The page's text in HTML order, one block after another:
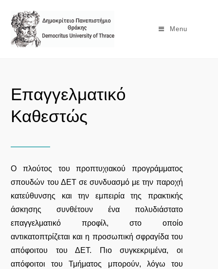
Menu
Επαγγελματικό
Καθεστώς
Ο πλούτος του προπτυχιακού προγράμματος
σπουδών του ΔΕΤ σε συνδυασμό με την παροχή
κατεύθυνσης και την εμπειρία της πρακτικής
άσκησης συνθέτουν ένα πολυδιάστατο
επαγγελματικό προφίλ, στο οποίο
αντικατοπτρίζεται και η προσωπική σφραγίδα του
απόφοιτου του ΔΕΤ. Πιο συγκεκριμένα, οι
απόφοιτοι του Τμήματος μπορούν, λόγω του